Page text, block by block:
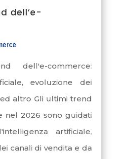
dell’e-
dell'e-commerce:
evoluzione dei
altro Gli ultimi trend
nel 2026 sono guidati
artificiale,
canali di vendita e da